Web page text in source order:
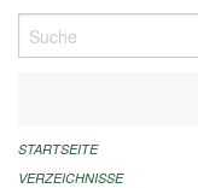
Suche
ALLGEMEINE
STARTSEITE
VERZEICHNISSE